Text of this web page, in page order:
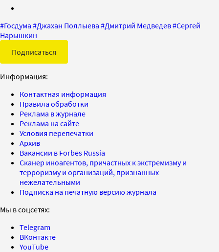
#Госдума #Джахан Поллыева #Дмитрий Медведев#Сергей
Нарышкин
Подписаться
Информация:
Контактная информация
Правила обработки
Реклама в журнале
Реклама на сайте
Условия перепечатки
Архив
Вакансии в Forbes Russia
Сканер иноагентов, причастных к экстремизму и
терроризму и организаций, признанных
нежелательными
Подписка на печатную версию журнала
Мы в соцсетях:
Telegram
ВКонтакте
YouTube